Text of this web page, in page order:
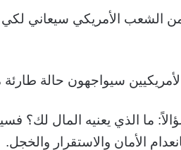
ما الذي يعنيه المال لك؟
الأمان والاستقرار والخجل.